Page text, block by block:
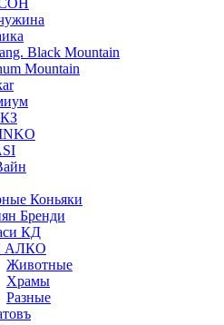
Black Mountain
Mountain
Коньяки
Бренди
КД
АЛКО
Животные
Храмы
Разные